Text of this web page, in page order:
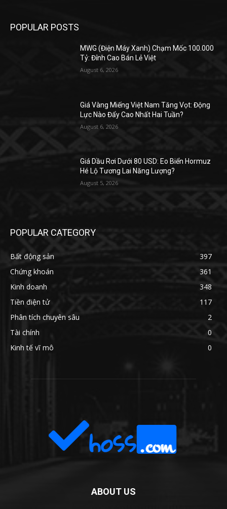
POPULAR POSTS
MWG (Điện Máy Xanh) Chạm Mốc 100.000
Tỷ: Đỉnh Cao Bán Lẻ Việt
August 6, 2026
Giá Vàng Miếng Việt Nam Tăng Vọt: Động
Lực Nào Đẩy Cao Nhất Hai Tuần?
August 6, 2026
Giá Dầu Rơi Dưới 80 USD: Eo Biển Hormuz
Hé Lộ Tương Lai Năng Lượng?
August 5, 2026
POPULAR CATEGORY
Bất động sản
397
Chứng khoán
361
Kinh doanh
348
Tiền điện tử
117
Phân tích chuyên sâu
2
Tài chính
0
Kinh tế vĩ mô
0
ABOUT US